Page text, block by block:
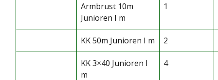
Armbrust 10m
Junioren I m
1
KK 50m Junioren I m 2
KK 3×40 Junioren I
m
4